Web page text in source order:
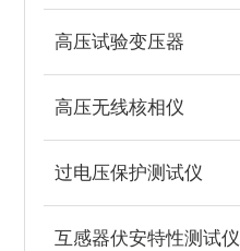
高压试验变压器
高压无线核相仪
过电压保护测试仪
互感器伏安特性测试仪